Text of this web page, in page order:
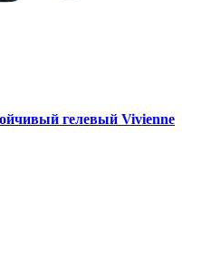
гелевый Vivienne